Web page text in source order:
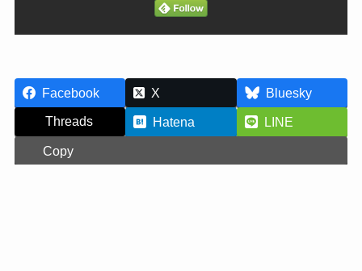
Facebook X
Bluesky
Threads
Hatena
LINE
Copy